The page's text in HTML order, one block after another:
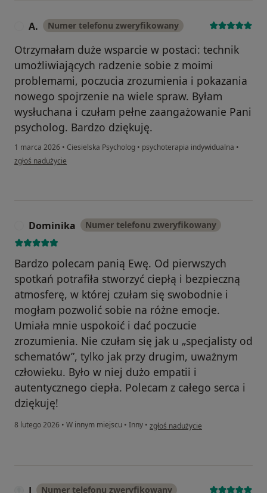
A. Numer telefonu zweryfikowany
Otrzymałam duże wsparcie w postaci: technik
umożliwiających radzenie sobie z moimi
problemami, poczucia zrozumienia i pokazania
nowego spojrzenie na wiele spraw. Byłam
wysłuchana i czułam pełne zaangażowanie Pani
psycholog. Bardzo dziękuję.
1 marca 2026 • Ciesielska Psycholog • psychoterapia indywidualna •
w opinii użytkownika A.
zgłoś nadużycie
Dominika Numer telefonu zweryfikowany
Bardzo polecam panią Ewę. Od pierwszych
spotkań potrafiła stworzyć ciepłą i bezpieczną
atmosferę, w której czułam się swobodnie i
mogłam pozwolić sobie na różne emocje.
Umiała mnie uspokoić i dać poczucie
zrozumienia. Nie czułam się jak u „specjalisty od
schematów”, tylko jak przy drugim, uważnym
człowieku. Było w niej dużo empatii i
autentycznego ciepła. Polecam z całego serca i
dziękuję!
8 lutego 2026 • W innym miejscu • Inny • w opinii użytkownika Dominika
zgłoś nadużycie
Numer telefonu zweryfikowany